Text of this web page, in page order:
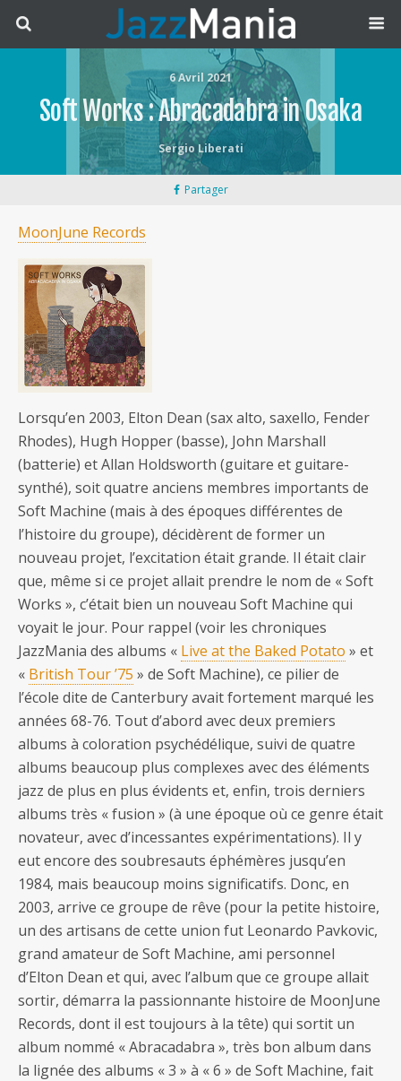
6 Avril 2021
Soft Works : Abracadabra in Osaka
Sergio Liberati
Partager
MoonJune Records
Lorsqu’en 2003, Elton Dean (sax alto, saxello, Fender
Rhodes), Hugh Hopper (basse), John Marshall
(batterie) et Allan Holdsworth (guitare et guitare-
synthé), soit quatre anciens membres importants de
Soft Machine (mais à des époques différentes de
l’histoire du groupe), décidèrent de former un
nouveau projet, l’excitation était grande. Il était clair
que, même si ce projet allait prendre le nom de « Soft
Works », c’était bien un nouveau Soft Machine qui
voyait le jour. Pour rappel (voir les chroniques
JazzMania des albums « Live at the Baked Potato » et
« British Tour ’75 » de Soft Machine), ce pilier de
l’école dite de Canterbury avait fortement marqué les
années 68-76. Tout d’abord avec deux premiers
albums à coloration psychédélique, suivi de quatre
albums beaucoup plus complexes avec des éléments
jazz de plus en plus évidents et, enfin, trois derniers
albums très « fusion » (à une époque où ce genre était
novateur, avec d’incessantes expérimentations). Il y
eut encore des soubresauts éphémères jusqu’en
1984, mais beaucoup moins significatifs. Donc, en
2003, arrive ce groupe de rêve (pour la petite histoire,
un des artisans de cette union fut Leonardo Pavkovic,
grand amateur de Soft Machine, ami personnel
d’Elton Dean et qui, avec l’album que ce groupe allait
sortir, démarra la passionnante histoire de MoonJune
Records, dont il est toujours à la tête) qui sortit un
album nommé « Abracadabra », très bon album dans
la lignée des albums « 3 » à « 6 » de Soft Machine, fait